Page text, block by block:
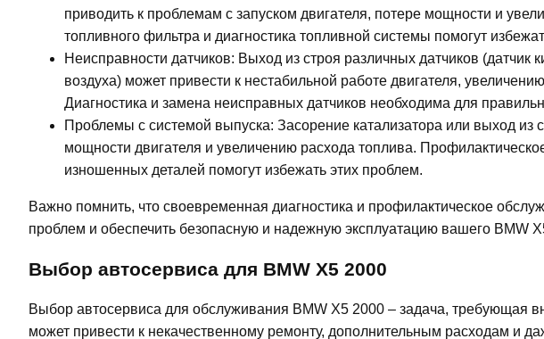
приводить к проблемам с запуском двигателя, потере мощности и
топливного фильтра и диагностика топливной системы помогут
Неисправности датчиков: Выход из строя различных датчиков (датчик
воздуха) может привести к нестабильной работе двигателя,
Диагностика и замена неисправных датчиков необходима для
Проблемы с системой выпуска: Засорение катализатора или выход из
мощности двигателя и увеличению расхода топлива.
изношенных деталей помогут избежать этих проблем.
Важно помнить, что своевременная диагностика и профилактическое
проблем и обеспечить безопасную и надежную эксплуатацию вашего BMW
Выбор автосервиса для BMW X5 2000
Выбор автосервиса для обслуживания BMW X5 2000 – задача, требующая
может привести к некачественному ремонту, дополнительным расходам и